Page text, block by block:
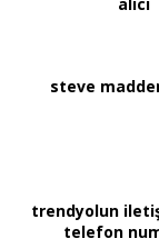
steve
trendyolun
telefon